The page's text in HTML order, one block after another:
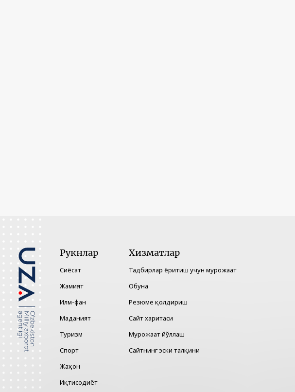
Рукнлар
Сиёсат
Жамият
Илм-фан
Маданият
Туризм
Спорт
Жаҳон
Иқтисодиёт
Хизматлар
Тадбирлар ёритиш учун мурожаат
Обуна
Резюме қолдириш
Сайт харитаси
Мурожаат йўллаш
Сайтнинг эски талқини